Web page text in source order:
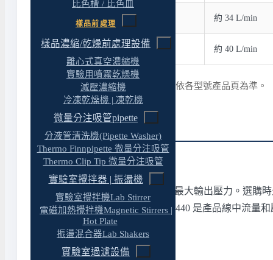
比色槽 / 比色皿
樣品前處理
樣品濃縮/乾燥前處理設備
離心式真空濃縮機
實驗用噴霧乾燥機
減壓濃縮機
冷凍乾燥機 | 凍乾機
微量分注吸管pipette
分液管清洗機(Pipette Washer)
Thermo Finnpipette 微量分注吸管
Thermo Clip Tip 微量分注吸管
實驗室攪拌器 | 振盪機
實驗室攪拌機Lab Stirrer
電磁加熱攪拌機Magnetic Stirrers |
Hot Plate
振盪混合器Lab Shakers
實驗室過濾設備
Rocker 420 約 34 L/min
Rocker 440 約 40 L/min
表中數值為概略參考，實際規格依各型號產品頁為準。
選購導引
依用氣量與壓力需求選購
三款的主要差異在供氣流量與最大輸出壓力。選購
持續供氣的分析儀器；Rocker 440 是產品線中流量
與真空幫浦的差異